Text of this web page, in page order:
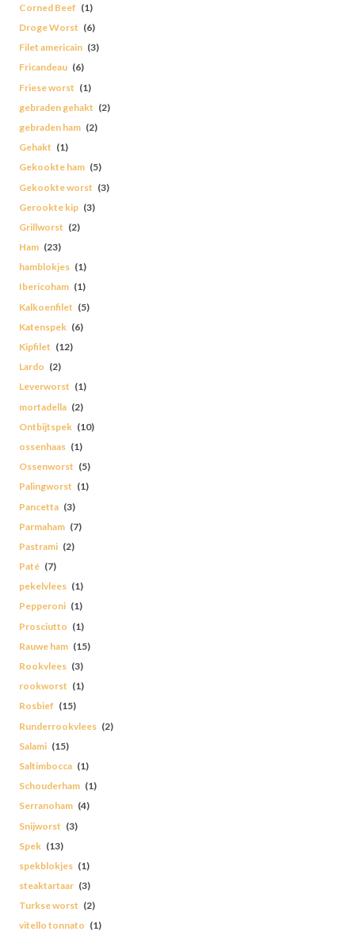
Corned Beef (1)
Droge Worst (6)
Filet americain (3)
Fricandeau (6)
Friese worst (1)
gebraden gehakt (2)
gebraden ham (2)
Gehakt (1)
Gekookte ham (5)
Gekookte worst (3)
Gerookte kip (3)
Grillworst (2)
Ham (23)
hamblokjes (1)
Ibericoham (1)
Kalkoenfilet (5)
Katenspek (6)
Kipfilet (12)
Lardo (2)
Leverworst (1)
mortadella (2)
Ontbijtspek (10)
ossenhaas (1)
Ossenworst (5)
Palingworst (1)
Pancetta (3)
Parmaham (7)
Pastrami (2)
Paté (7)
pekelvlees (1)
Pepperoni (1)
Prosciutto (1)
Rauwe ham (15)
Rookvlees (3)
rookworst (1)
Rosbief (15)
Runderrookvlees (2)
Salami (15)
Saltimbocca (1)
Schouderham (1)
Serranoham (4)
Snijworst (3)
Spek (13)
spekblokjes (1)
steaktartaar (3)
Turkse worst (2)
vitello tonnato (1)